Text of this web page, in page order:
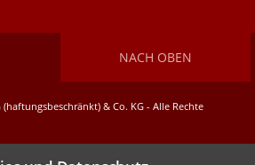
NACH OBEN
& Co. KG - Alle Rechte